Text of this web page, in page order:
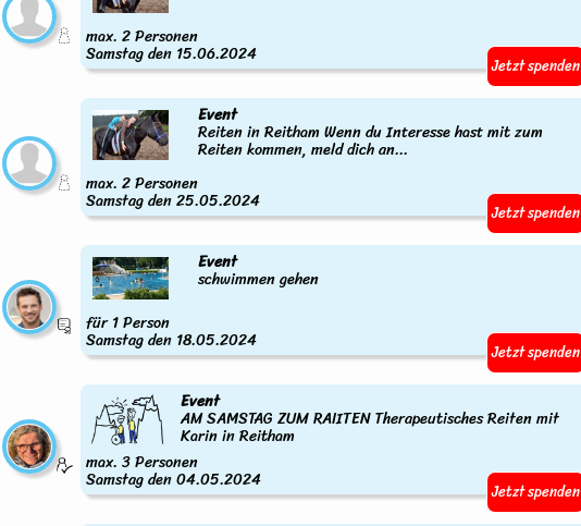
max. 2 Personen
Samstag den 15.06.2024 Jetzt spenden
Event
Reiten in Reitham Wenn du Interesse hast mit zum
Reiten kommen, meld dich an...
max. 2 Personen
Samstag den 25.05.2024 Jetzt spenden
Event
schwimmen gehen
für 1 Person
Samstag den 18.05.2024 Jetzt spenden
Event
AM SAMSTAG ZUM RAIITEN Therapeutisches Reiten mit
Karin in Reitham
max. 3 Personen
Samstag den 04.05.2024 Jetzt spenden